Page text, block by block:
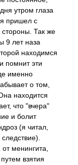
утром глаза
пришел с
стороны. Так же
9 лет наза
находимся
помнит эти
именно
о том,
находится
что "вчера"
и болит
(я читал,
менингита,
взятия